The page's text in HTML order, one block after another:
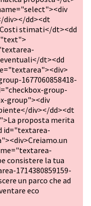
div></dd><dt
stimati</dt><dd
dt><dd
1677060858418-
group-
group"><div
div></dd><dt
proposta merita
id="textarea-
consistere la tua
1714380859159-
un parco che ad
eco